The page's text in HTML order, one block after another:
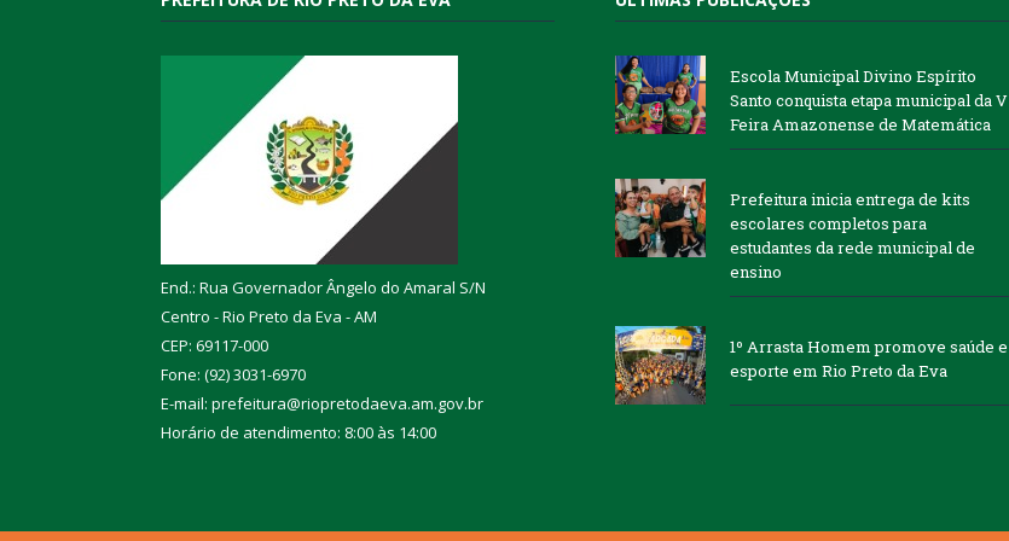
End.: Rua Governador Ângelo do Amaral S/N
Centro - Rio Preto da Eva - AM
CEP: 69117-000
Fone: (92) 3031-6970
E-mail: prefeitura@riopretodaeva.am.gov.br
Horário de atendimento: 8:00 às 14:00
Escola Municipal Divino Espírito
Santo conquista etapa municipal da V
Feira Amazonense de Matemática
Prefeitura inicia entrega de kits
escolares completos para
estudantes da rede municipal de
ensino
1º Arrasta Homem promove saúde e
esporte em Rio Preto da Eva